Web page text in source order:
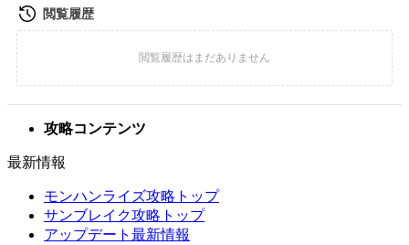
攻略コンテンツ
最新情報
モンハンライズ攻略トップ
サンブレイク攻略トップ
アップデート最新情報